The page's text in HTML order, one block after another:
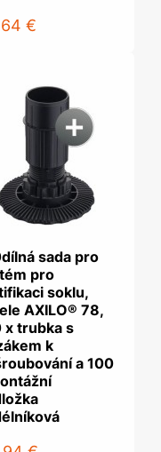
€
sada pro
pro
soklu,
AXILO® 78,
x trubka s
k
a 100